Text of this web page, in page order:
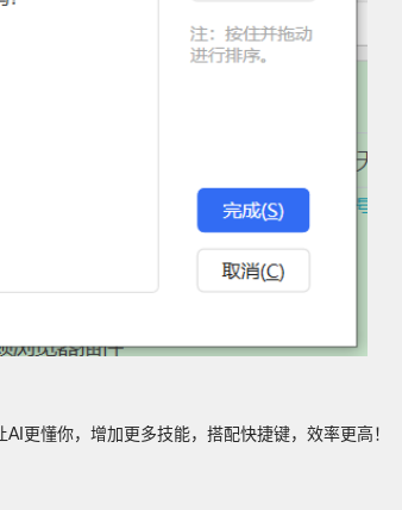
更懂你，增加更多技能，搭配快捷键，效率更高！